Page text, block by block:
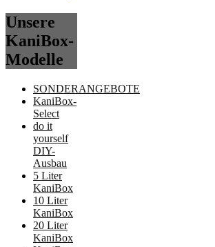
Unsere
KaniBox-
Modelle
SONDERANGEBOTE
KaniBox-
Select
do it
yourself
DIY-
Ausbau
5 Liter
KaniBox
10 Liter
KaniBox
20 Liter
KaniBox